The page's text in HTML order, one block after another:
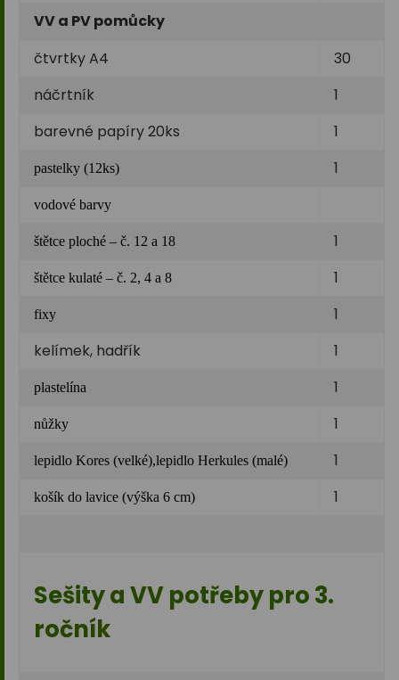
VV a PV pomůcky
čtvrtky A4
30
náčrtník
1
barevné papíry 20ks
1
pastelky (12ks) 1
vodové barvy
štětce ploché – č. 12 a 18 1
štětce kulaté – č. 2, 4 a 8 1
fixy
1
kelímek, hadřík
1
plastelína 1
nůžky 1
lepidlo Kores (velké),lepidlo Herkules (malé) 1
košík do lavice (výška 6 cm) 1
Sešity a VV potřeby pro 3.
ročník